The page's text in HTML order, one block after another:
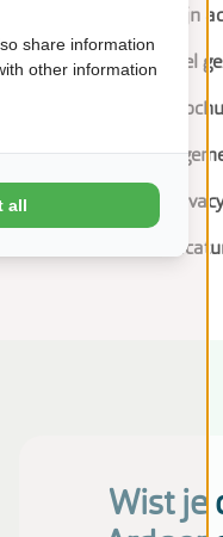
Mijn
Veel
Wist je
share information
other information
all